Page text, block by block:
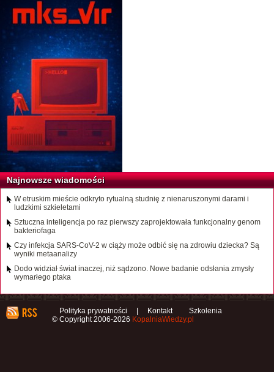
Najnowsze wiadomości
W etruskim mieście odkryto rytualną studnię z nienaruszonymi darami i
ludzkimi szkieletami
Sztuczna inteligencja po raz pierwszy zaprojektowała funkcjonalny genom
bakteriofaga
Czy infekcja SARS-CoV-2 w ciąży może odbić się na zdrowiu dziecka? Są
wyniki metaanalizy
Dodo widział świat inaczej, niż sądzono. Nowe badanie odsłania zmysły
wymarłego ptaka
Polityka prywatności Kontakt
Szkolenia
© Copyright 2006-2026 KopalniaWiedzy.pl